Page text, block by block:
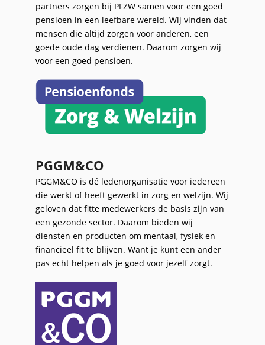
partners zorgen bij PFZW samen voor een goed
pensioen in een leefbare wereld. Wij vinden dat
mensen die altijd zorgen voor anderen, een
goede oude dag verdienen. Daarom zorgen wij
voor een goed pensioen.
PGGM&CO
PGGM&CO is dé ledenorganisatie voor iedereen
die werkt of heeft gewerkt in zorg en welzijn. Wij
geloven dat fitte medewerkers de basis zijn van
een gezonde sector. Daarom bieden wij
diensten en producten om mentaal, fysiek en
financieel fit te blijven. Want je kunt een ander
pas echt helpen als je goed voor jezelf zorgt.